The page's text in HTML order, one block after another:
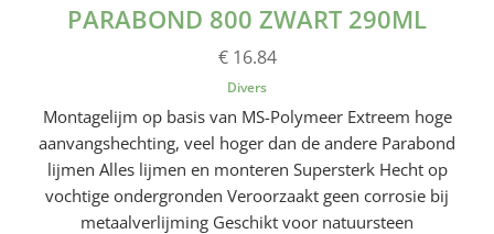
PARABOND 800 ZWART 290ML
€ 16.84
Divers
Montagelijm op basis van MS-Polymeer Extreem hoge
aanvangshechting, veel hoger dan de andere Parabond
lijmen Alles lijmen en monteren Supersterk Hecht op
vochtige ondergronden Veroorzaakt geen corrosie bij
metaalverlijming Geschikt voor natuursteen